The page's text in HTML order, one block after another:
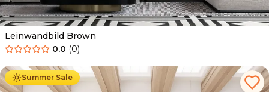
Leinwandbild Brown
0.0 (0)
Summer Sale
Ab 39.90 € 34.90